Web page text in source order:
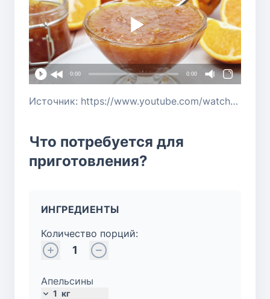
0:00 0:00
Источник: https://www.youtube.com/watch?v=YLrQyNhDxdk
Что потребуется для
приготовления?
ИНГРЕДИЕНТЫ
Количество порций:
1
Апельсины
1 кг